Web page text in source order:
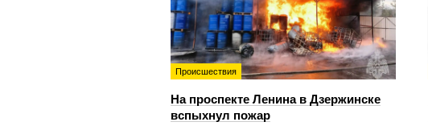
Происшествия
На проспекте Ленина в Дзержинске
вспыхнул пожар